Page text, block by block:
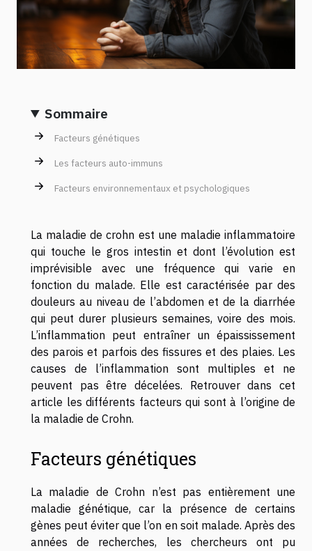
Sommaire
Facteurs génétiques
Les facteurs auto-immuns
Facteurs environnementaux et psychologiques
La maladie de crohn est une maladie inflammatoire
qui touche le gros intestin et dont l’évolution est
imprévisible avec une fréquence qui varie en
fonction du malade. Elle est caractérisée par des
douleurs au niveau de l’abdomen et de la diarrhée
qui peut durer plusieurs semaines, voire des mois.
L’inflammation peut entraîner un épaississement
des parois et parfois des fissures et des plaies. Les
causes de l’inflammation sont multiples et ne
peuvent pas être décelées. Retrouver dans cet
article les différents facteurs qui sont à l’origine de
la maladie de Crohn.
Facteurs génétiques
La maladie de Crohn n’est pas entièrement une
maladie génétique, car la présence de certains
gènes peut éviter que l’on en soit malade. Après des
années de recherches, les chercheurs ont pu